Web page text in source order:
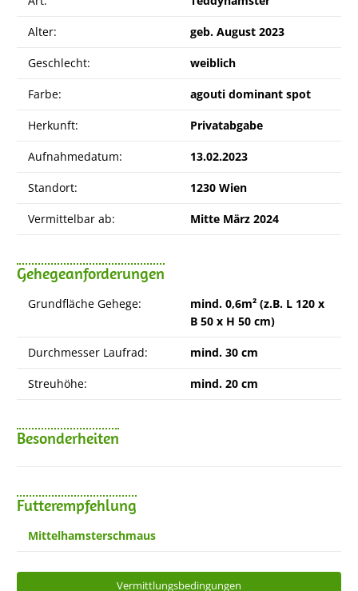
Alter: geb. August 2023
Geschlecht: weiblich
Farbe: agouti dominant spot
Herkunft: Privatabgabe
Aufnahmedatum: 13.02.2023
Standort: 1230 Wien
Vermittelbar ab: Mitte März 2024
Gehegeanforderungen
Grundfläche Gehege:
mind. 0,6m² (z.B. L 120 x
B 50 x H 50 cm)
Durchmesser Laufrad: mind. 30 cm
Streuhöhe: mind. 20 cm
Besonderheiten
Futterempfehlung
Mittelhamsterschmaus
Vermittlungsbedingungen